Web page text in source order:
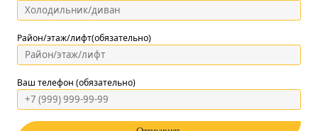
Район/этаж/лифт(обязательно)
Ваш телефон (обязательно)